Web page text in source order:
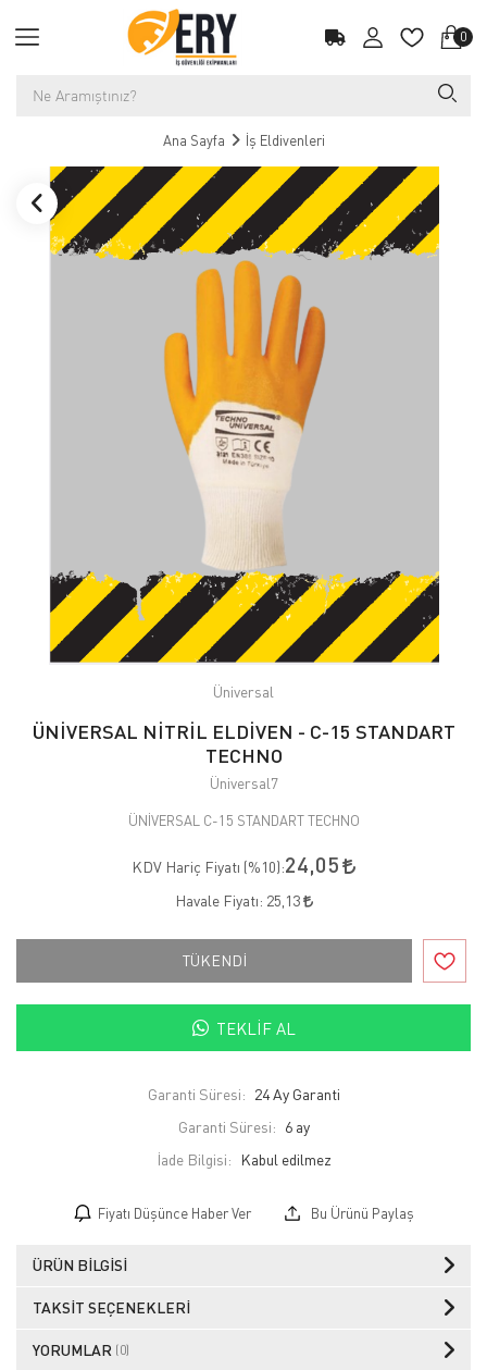
0
Ana Sayfa İş Eldivenleri
Üniversal
ÜNİVERSAL NİTRİL ELDİVEN - C-15 STANDART
TECHNO
Üniversal7
ÜNİVERSAL C-15 STANDART TECHNO
KDV Hariç Fiyatı (%10):24,05
Havale Fiyatı: 25,13
TÜKENDİ
TEKLIF AL
Garanti Süresi: 24 Ay Garanti
Garanti Süresi: 6 ay
İade Bilgisi:
Fiyatı Düşünce Haber Ver Bu Ürünü Paylaş
ÜRÜN BILGISI
TAKSIT SEÇENEKLERI
YORUMLAR (0)